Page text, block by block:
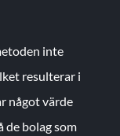
inte
resulterar i
något värde
de bolag som